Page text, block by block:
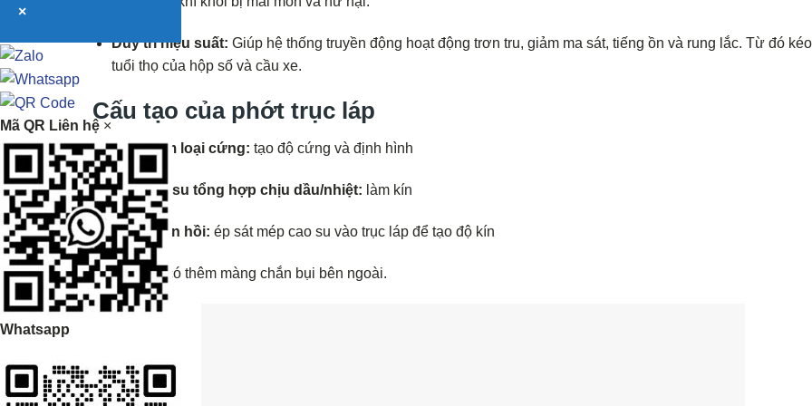
Duy trì hiệu suất: Giúp hệ thống truyền động hoạt động trơn tru, giảm ma sát, tiếng ồn và rung lắc. Từ đó
tuổi thọ của hộp số và cầu xe.
Cấu tạo của phớt trục láp
Vòng kim loại cứng: tạo độ cứng và định hình
Lớp cao su tổng hợp chịu dầu/nhiệt: làm kín
Lò xo đàn hồi: ép sát mép cao su vào trục láp để tạo độ kín
Một số loại có thêm màng chắn bụi bên ngoài.
×
Mã QR Liên hệ ×
Whatsapp